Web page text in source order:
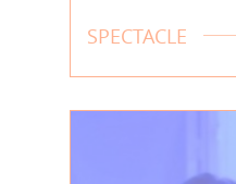
SPECTACLE